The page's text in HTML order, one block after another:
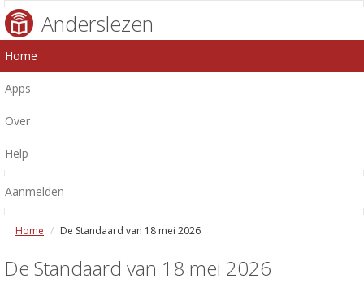
Anderslezen
Home
Apps
Over
Help
Aanmelden
Home De Standaard van 18 mei 2026
De Standaard van 18 mei 2026